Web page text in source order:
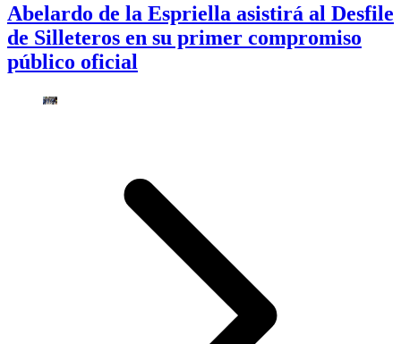
Abelardo de la Espriella asistirá al Desfile
de Silleteros en su primer compromiso
público oficial